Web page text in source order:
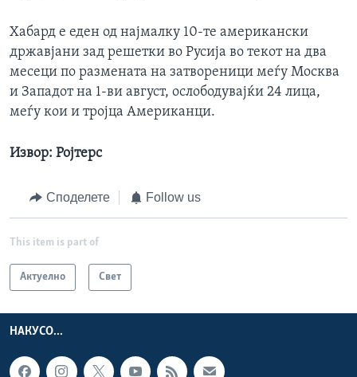
Хабард е еден од најмалку 10-те американски
државјани зад решетки во Русија во текот на два
месеци по размената на затвореници меѓу Москва
и Западот на 1-ви август, ослободувајќи 24 лица,
меѓу кои и тројца Американци.
Извор: Ројтерс
Споделете Follow us
This item is part of
Актуелно Свет
НАКУСО...